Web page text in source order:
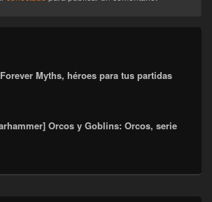
Myths, héroes para tus partidas
Orcos y Goblins: Orcos, serie